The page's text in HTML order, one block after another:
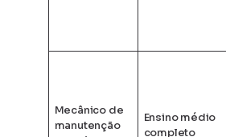
Mecânico de
manutenção
Ensino médio
completo